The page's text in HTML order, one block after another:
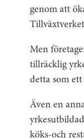
genom att
Men
tillräcklig
detta som
Även en
köks-och